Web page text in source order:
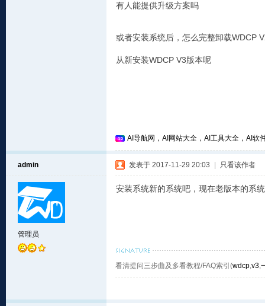
有人能提供升级方案吗
或者安装系统后，怎么完整卸载WDCP
从新安装WDCP V3版本呢
AI导航网，AI网站大全，AI工具大全，AI软
admin
管理员
发表于 2017-11-29 20:03 只看该作者
安装系统新的系统吧，现在老版本的系
看清提问三步曲及多看教程/FAQ索引(wdcp,v3,